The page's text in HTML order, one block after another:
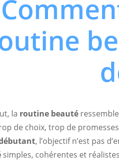
la routine beauté
de choix, trop de
, l’objectif n’est pas
simples, cohérentes et